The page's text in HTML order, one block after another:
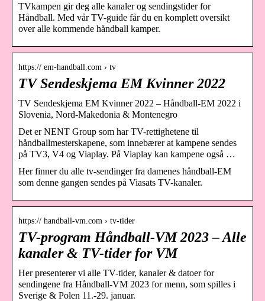
TVkampen gir deg alle kanaler og sendingstider for
Håndball. Med vår TV-guide får du en komplett oversikt
over alle kommende håndball kamper.
https:// em-handball.com › tv
TV Sendeskjema EM Kvinner 2022
TV Sendeskjema EM Kvinner 2022 – Håndball-EM 2022 i
Slovenia, Nord-Makedonia & Montenegro
Det er NENT Group som har TV-rettighetene til
håndballmesterskapene, som innebærer at kampene sendes
på TV3, V4 og Viaplay. På Viaplay kan kampene også …
Her finner du alle tv-sendinger fra damenes håndball-EM
som denne gangen sendes på Viasats TV-kanaler.
https:// handball-vm.com › tv-tider
TV-program Håndball-VM 2023 – Alle
kanaler & TV-tider for VM
Her presenterer vi alle TV-tider, kanaler & datoer for
sendingene fra Håndball-VM 2023 for menn, som spilles i
Sverige & Polen 11.-29. januar.